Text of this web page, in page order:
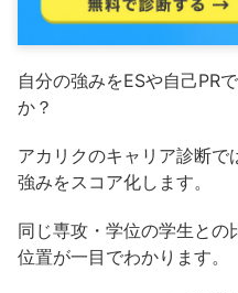
自分の強みをESや自己PR
か？
アカリクのキャリア診断
強みをスコア化します。
同じ専攻・学位の学生との
位置が一目でわかります。